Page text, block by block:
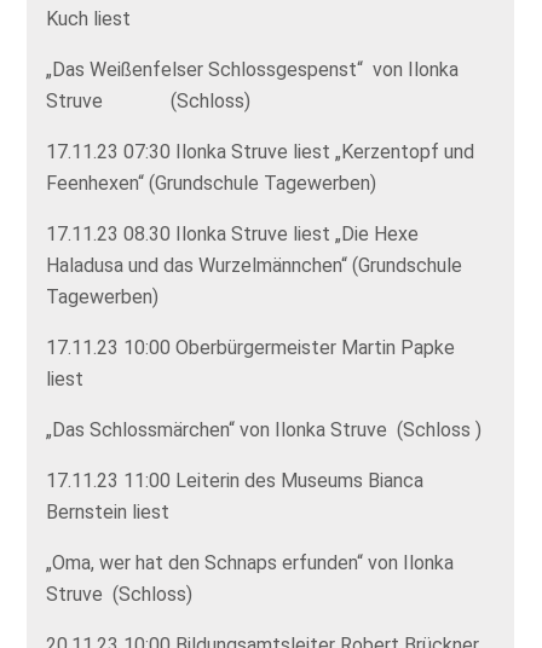
Kuch liest
„Das Weißenfelser Schlossgespenst“ von Ilonka
Struve (Schloss)
17.11.23 07:30 Ilonka Struve liest „Kerzentopf und
Feenhexen“ (Grundschule Tagewerben)
17.11.23 08.30 Ilonka Struve liest „Die Hexe
Haladusa und das Wurzelmännchen“ (Grundschule
Tagewerben)
17.11.23 10:00 Oberbürgermeister Martin Papke
liest
„Das Schlossmärchen“ von Ilonka Struve (Schloss )
17.11.23 11:00 Leiterin des Museums Bianca
Bernstein liest
„Oma, wer hat den Schnaps erfunden“ von Ilonka
Struve (Schloss)